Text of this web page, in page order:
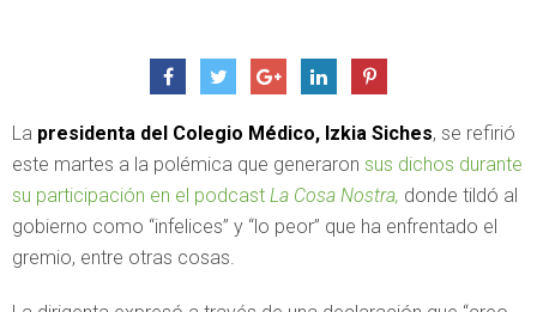
La presidenta del Colegio Médico, Izkia Siches, se refirió
este martes a la polémica que generaron sus dichos durante
su participación en el podcast La Cosa Nostra, donde tildó al
gobierno como “infelices” y “lo peor” que ha enfrentado el
gremio, entre otras cosas.